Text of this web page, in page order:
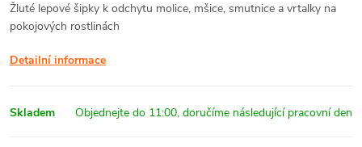
Žluté lepové šipky k odchytu molice, mšice, smutnice a vrtalky na
pokojových rostlinách
Detailní informace
Skladem